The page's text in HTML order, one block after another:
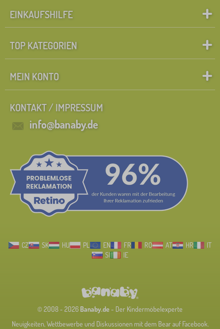
EINKAUFSHILFE
TOP KATEGORIEN
MEIN KONTO
KONTAKT / IMPRESSUM
info@banaby.de
CZ SK HU PL EN FR RO AT HR
IT
SI
IE
© 2008 - 2026 Banaby.de- Der Kindermöbelexperte
Neuigkeiten, Wettbewerbe und Diskussionen mit dem Bear auf Facebook.